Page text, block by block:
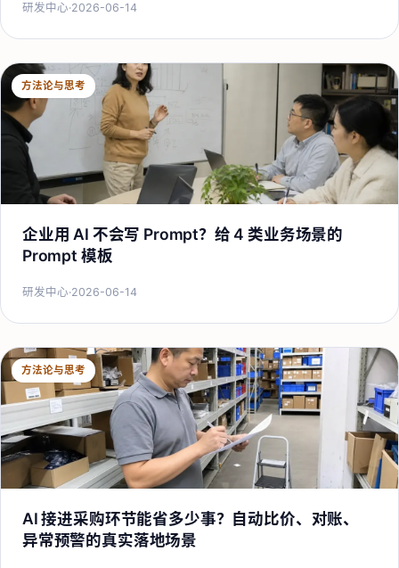
研发中心·2026-06-14
方法论与思考
企业用 AI 不会写 Prompt？给 4 类业务场景的
Prompt 模板
研发中心·2026-06-14
方法论与思考
AI 接进采购环节能省多少事？自动比价、对账、
异常预警的真实落地场景